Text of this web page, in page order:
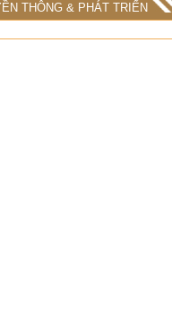
THÔNG & PHÁT TRIỂN